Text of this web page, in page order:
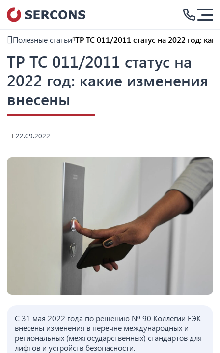
Полезные статьи ТР ТС 011/2011 статус на 2022 год:
ТР ТС 011/2011 статус на
2022 год: какие изменения
внесены
22.09.2022
C 31 мая 2022 года по решению № 90 Коллегии ЕЭК
внесены изменения в перечне международных и
региональных (межгосударственных) стандартов для
лифтов и устройств безопасности.